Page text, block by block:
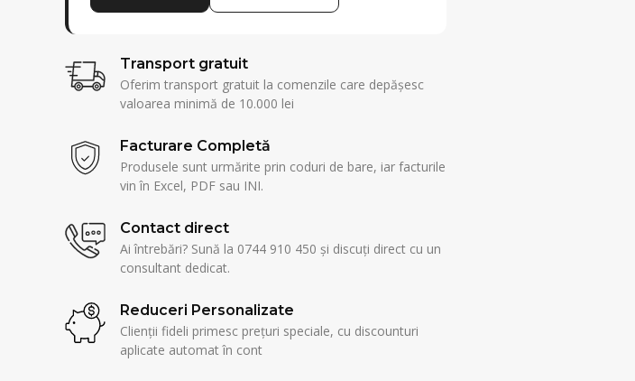
Transport gratuit
Oferim transport gratuit la comenzile care depășesc
valoarea minimă de 10.000 lei
Facturare Completă
Produsele sunt urmărite prin coduri de bare, iar facturile
vin în Excel, PDF sau INI.
Contact direct
Ai întrebări? Sună la 0744 910 450 și discuți direct cu un
consultant dedicat.
Reduceri Personalizate
Clienții fideli primesc prețuri speciale, cu discounturi
aplicate automat în cont